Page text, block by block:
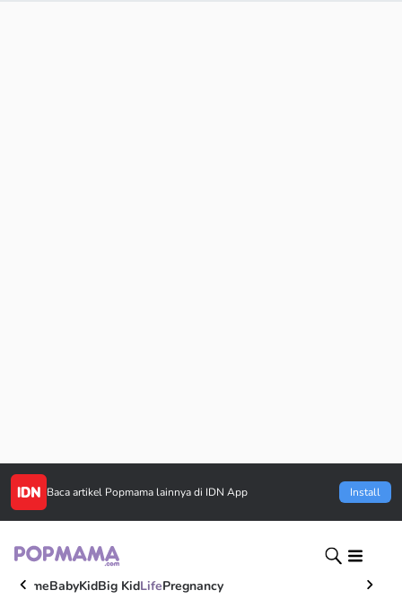
Baca artikel Popmama lainnya di IDN App Install
HomeBabyKidBig KidLifePregnancy